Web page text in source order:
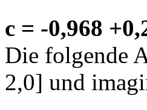
c = -0,968
Die folgende
2,0] und